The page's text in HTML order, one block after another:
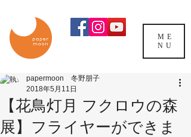
ME
NU
【花鳥灯月 フクロウの森
展】フライヤーができま
papermoon 冬野朋子
2018年5月11日